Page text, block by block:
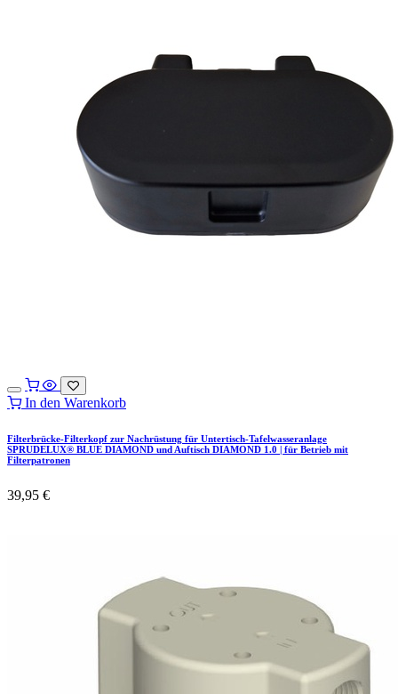
In den Warenkorb
Filterbrücke-Filterkopf zur Nachrüstung für Untertisch-Tafelwasseranlage
SPRUDELUX® BLUE DIAMOND und Auftisch DIAMOND 1.0 | für Betrieb mit
Filterpatronen
39,95 €